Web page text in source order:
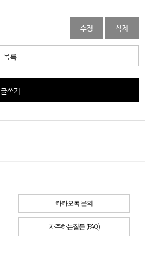
수정 삭제
목록
글쓰기
카카오톡 문의
자주하는질문 (FAQ)